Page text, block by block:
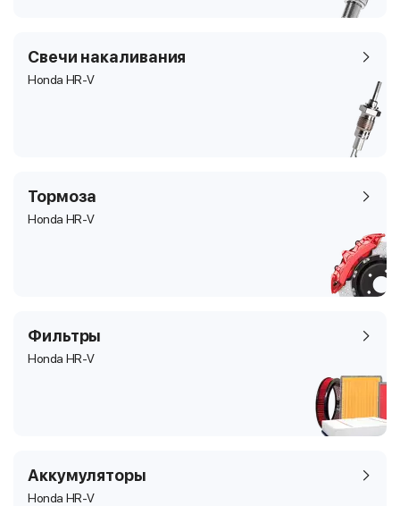
Свечи накаливания
Honda HR-V
Тормоза
Honda HR-V
Фильтры
Honda HR-V
Аккумуляторы
Honda HR-V